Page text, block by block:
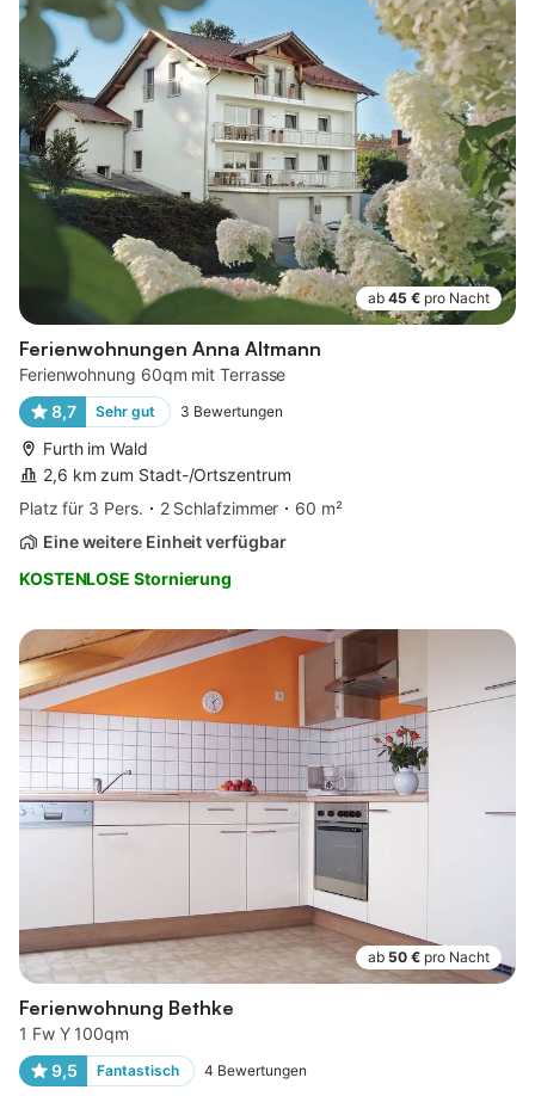
ab 45 € pro Nacht
Ferienwohnungen Anna Altmann
Ferienwohnung 60qm mit Terrasse
8,7
Sehr gut 3 Bewertungen
Furth im Wald
2,6 km zum Stadt-/Ortszentrum
Platz für 3 Pers.
2 Schlafzimmer
60 m²
Eine weitere Einheit verfügbar
KOSTENLOSE Stornierung
ab 50 € pro Nacht
Ferienwohnung Bethke
1 Fw Y 100qm
9,5
Fantastisch 4 Bewertungen